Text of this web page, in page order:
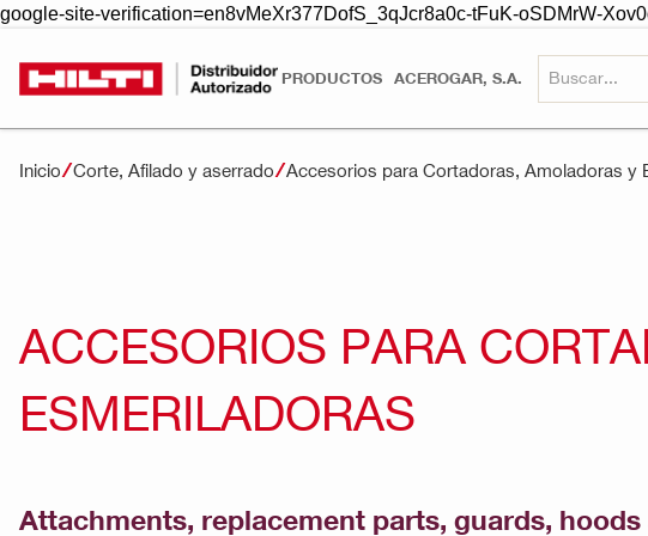
google-site-verification=en8vMeXr377DofS_3qJcr8a0c-tFuK-oSDMrW-
PRODUCTOS ACEROGAR, S.A.
Inicio Corte, Afilado y aserrado Accesorios para Cortadoras, Amoladoras y
ACCESORIOS PARA
ESMERILADORAS
Attachments, replacement parts, guards,